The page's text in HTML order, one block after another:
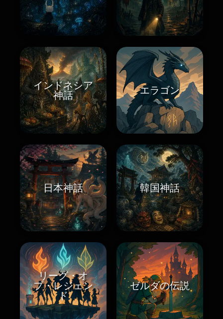
インドネシア
神話
エラゴン
日本神話 韓国神話
リーグ・オ
ブ・レジェン
ド
ゼルダの伝説